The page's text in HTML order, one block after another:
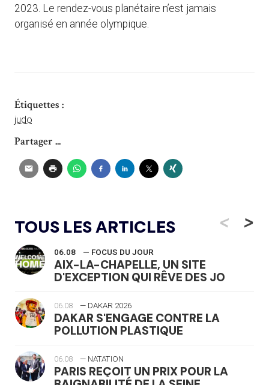
2023. Le rendez-vous planétaire n’est jamais
organisé en année olympique.
Étiquettes :
judo
Partager ...
TOUS LES ARTICLES <
06.08 — FOCUS DU JOUR
AIX-LA-CHAPELLE, UN SITE
D'EXCEPTION QUI RÊVE DES JO
06.08 — DAKAR 2026
DAKAR S'ENGAGE CONTRE LA
POLLUTION PLASTIQUE
06.08 — NATATION
PARIS REÇOIT UN PRIX POUR LA
>